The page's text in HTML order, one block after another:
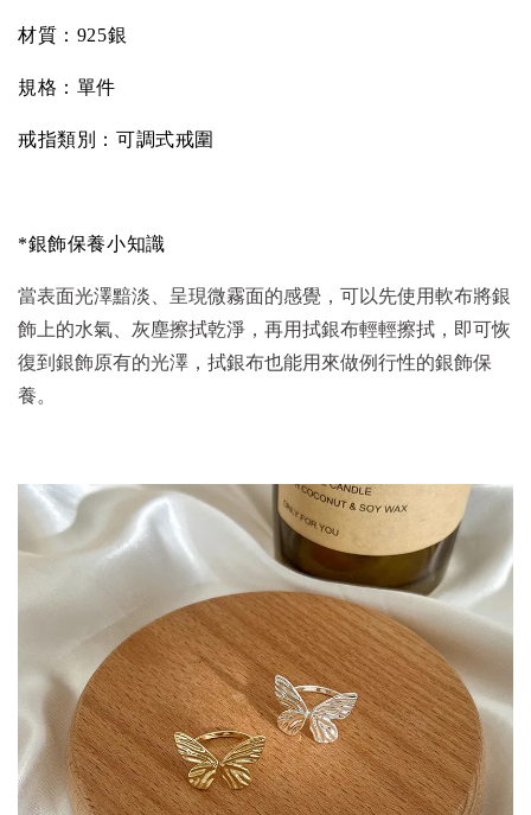
材質：925銀
規格：單件
戒指類別：可調式戒圍
*銀飾保養小知識
當表面光澤黯淡、呈現微霧面的感覺，可以先使用軟布將銀
飾上的水氣、灰塵擦拭乾淨，再用拭銀布輕輕擦拭，即可恢
復到銀飾原有的光澤，拭銀布也能用來做例行性的銀飾保
養。